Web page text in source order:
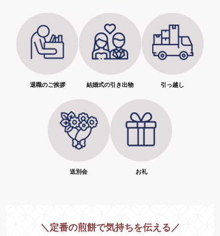
退職のご挨拶 結婚式の引き出物 引っ越し
送別会 お礼
＼ 定番の煎餅で気持ちを伝える ／